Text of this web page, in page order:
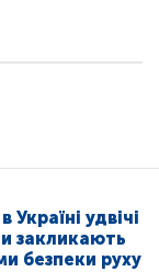
удвічі
закликають
безпеки руху